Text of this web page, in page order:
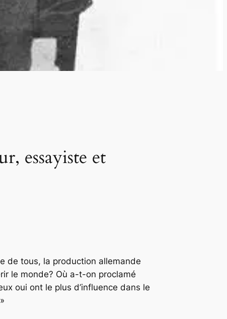
essayiste et
de tous, la production allemande
le monde? Où a-t-on proclamé
oui ont le plus d’influence dans le